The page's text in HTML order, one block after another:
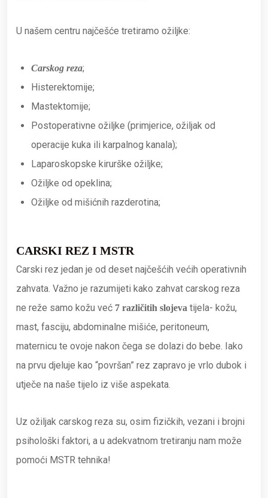
U našem centru najčešće tretiramo ožiljke:
Carskog reza;
Histerektomije;
Mastektomije;
Postoperativne ožiljke (primjerice, ožiljak od
operacije kuka ili karpalnog kanala);
Laparoskopske kirurške ožiljke;
Ožiljke od opeklina;
Ožiljke od mišićnih razderotina;
CARSKI REZ I MSTR
Carski rez jedan je od deset najčešćih većih operativnih
zahvata. Važno je razumijeti kako zahvat carskog reza
ne reže samo kožu već 7 različitih slojeva tijela- kožu,
mast, fasciju, abdominalne mišiće, peritoneum,
maternicu te ovoje nakon čega se dolazi do bebe. Iako
na prvu djeluje kao “površan” rez zapravo je vrlo dubok i
utječe na naše tijelo iz više aspekata.
Uz ožiljak carskog reza su, osim fizičkih, vezani i brojni
psihološki faktori, a u adekvatnom tretiranju nam može
pomoći MSTR tehnika!